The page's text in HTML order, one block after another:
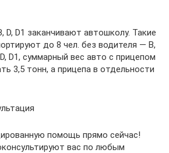
D1 заканчивают автошколу. Такие
до 8 чел. без водителя — B,
D1, суммарный вес авто с прицепом
3,5 тонн, а прицепа в отдельности
помощь прямо сейчас!
вас по любым